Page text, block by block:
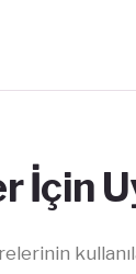
İçin